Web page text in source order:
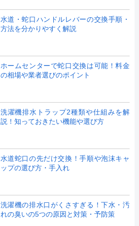
水道・蛇口ハンドルレバーの交換手順・
方法を分かりやすく解説
ホームセンターで蛇口交換は可能！料金
の相場や業者選びのポイント
洗濯機排水トラップ2種類や仕組みを解
説！知っておきたい機能や選び方
水道蛇口の先だけ交換！手順や泡沫キャ
ップの選び方・手入れ
洗濯機の排水口がくさすぎる！下水・汚
れの臭いの5つの原因と対策・予防策